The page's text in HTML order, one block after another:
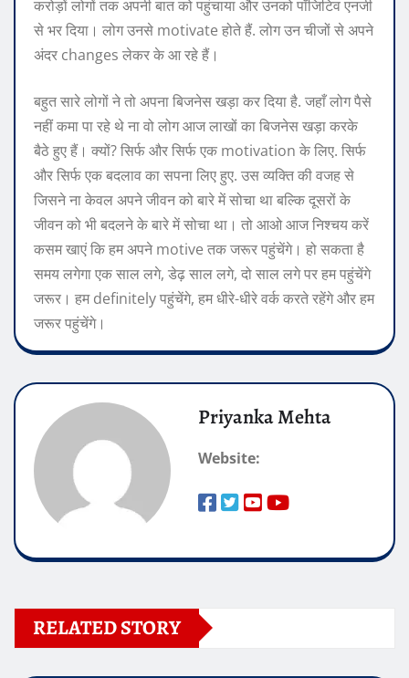
करोड़ों लोगों तक अपनी बात को पहुंचाया और उनको पॉजिटिव एनर्जी
से भर दिया। लोग उनसे motivate होते हैं. लोग उन चीजों से अपने
अंदर changes लेकर के आ रहे हैं।
बहुत सारे लोगों ने तो अपना बिजनेस खड़ा कर दिया है. जहाँ लोग पैसे
नहीं कमा पा रहे थे ना वो लोग आज लाखों का बिजनेस खड़ा करके
बैठे हुए हैं। क्यों? सिर्फ और सिर्फ एक motivation के लिए. सिर्फ
और सिर्फ एक बदलाव का सपना लिए हुए. उस व्यक्ति की वजह से
जिसने ना केवल अपने जीवन को बारे में सोचा था बल्कि दूसरों के
जीवन को भी बदलने के बारे में सोचा था। तो आओ आज निश्चय करें
कसम खाएं कि हम अपने motive तक जरूर पहुंचेंगे। हो सकता है
समय लगेगा एक साल लगे, डेढ़ साल लगे, दो साल लगे पर हम पहुंचेंगे
जरूर। हम definitely पहुंचेंगे, हम धीरे-धीरे वर्क करते रहेंगे और हम
जरूर पहुंचेंगे।
Priyanka Mehta
Website:
RELATED STORY